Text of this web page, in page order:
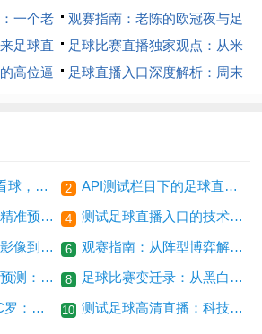
用战术手术刀肢解对手
熄灭
清直播守则
一个老
观赛指南：老陈的欧冠夜与足
球高清直播的救赎
足球直
了我们
足球比赛直播独家观点：从米
兰王朝到曼城，技术迭代下的战
高位逼
足球直播入口深度解析：周末
API测试栏目免费看球，聚焦姆巴佩的转型之痛 2 API测试栏目下的足球直播，老王的深夜看球记忆
测试手机看足球，精准预测五大联赛冷门场次 4 测试足球直播入口的技术架构与观赛体验优化路径
观赛指南：从黑白影像到免费直播的足球时代变迁 6 观赛指南：从阵型博弈解读足球比赛直播的胜负密码
直播平台足球赛事预测：欧战之夜，豪门谁主沉浮 8 足球比赛变迁录：从黑白屏幕到足球直播入口的进化史
API测试栏目聚焦C罗：足球直播入口见证传奇不灭 10 测试足球高清直播：科技救不了昏哨，VAR只是遮羞布